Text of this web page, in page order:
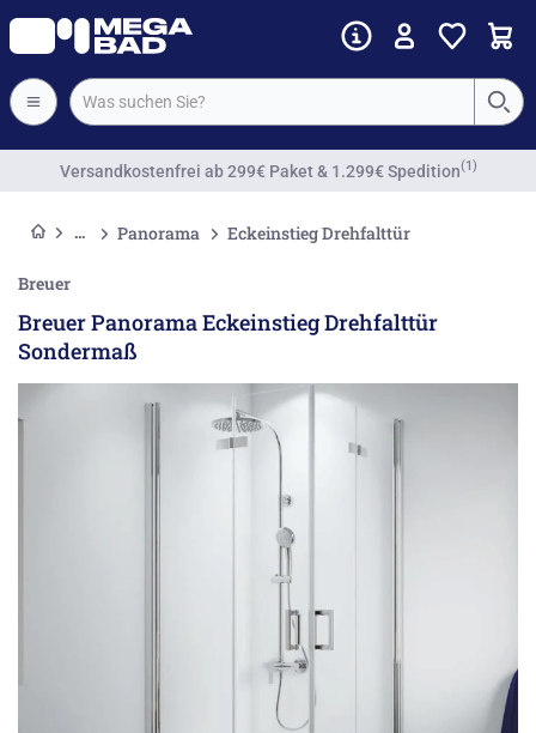
Vorkassenrabatt
Panorama Eckeinstieg Drehfalttür
Breuer
Breuer Panorama Eckeinstieg Drehfalttür
Sondermaß